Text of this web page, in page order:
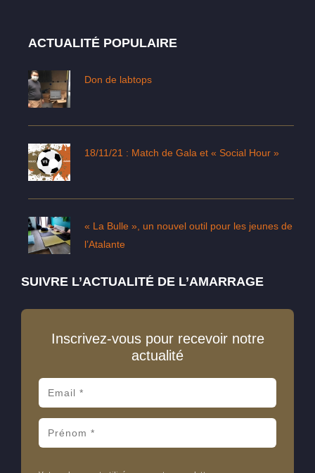
ACTUALITÉ POPULAIRE
Don de labtops
18/11/21 : Match de Gala et « Social Hour »
« La Bulle », un nouvel outil pour les jeunes de
l’Atalante
SUIVRE L’ACTUALITÉ DE L’AMARRAGE
Inscrivez-vous pour recevoir notre
actualité